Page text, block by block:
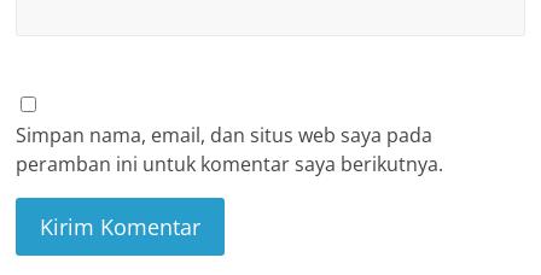
Simpan nama, email, dan situs web saya pada
peramban ini untuk komentar saya berikutnya.